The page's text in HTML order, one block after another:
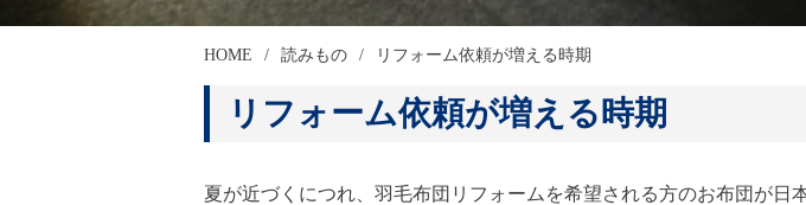
HOME 読みもの リフォーム依頼が増える時期
リフォーム依頼が増える時期
夏が近づくにつれ、羽毛布団リフォームを希望される方のお布団が日